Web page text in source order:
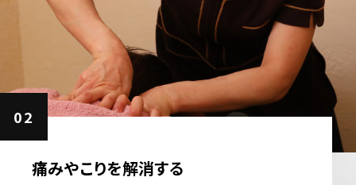
02
痛みやこりを解消する